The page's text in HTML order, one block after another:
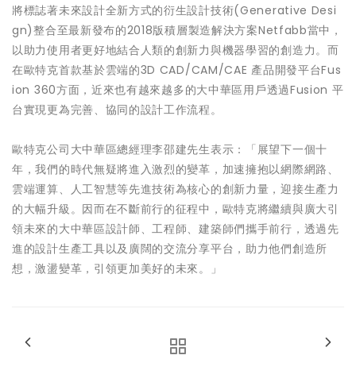
將標誌著未來設計全新方式的衍生設計技術(Generative Desi
gn)整合至最新發布的2018版積層製造解決方案Netfabb當中，
以助力使用者更好地結合人類的創新力與機器學習的創造力。而
在歐特克首款基於雲端的3D CAD/CAM/CAE 產品開發平台Fus
ion 360方面，近來也有越來越多的大中華區用戶透過Fusion 平
台實現更為完善、協同的設計工作流程。
歐特克公司大中華區總經理李邵建先生表示：「展望下一個十
年，我們的時代無疑將進入激烈的變革，加速擁抱以網際網路、
雲端運算、人工智慧等先進技術為核心的創新力量，迎接生產力
的大幅升級。因而在不斷前行的征程中，歐特克將繼續與廣大引
領未來的大中華區設計師、工程師、建築師們攜手前行，透過先
進的設計生產工具以及廣闊的交流分享平台，助力他們創造所
想，激盪變革，引領更加美好的未來。」